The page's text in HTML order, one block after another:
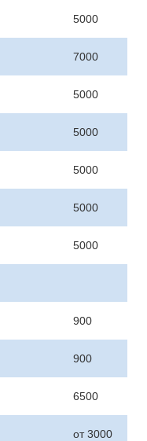
5000
7000
5000
5000
5000
5000
5000
900
900
6500
от 3000